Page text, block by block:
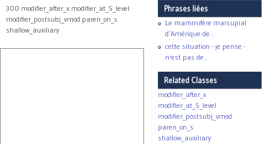
300 modifier_after_x modifier_at_S_level
modifier_postsubj_vmod paren_on_s
shallow_auxiliary
Phrases liées
Le mammifère marsupial
d’Amérique de...
cette situation - je pense -
n'est pas de...
Related Classes
modifier_after_x
modifier_at_S_level
modifier_postsubj_vmod
paren_on_s
shallow_auxiliary